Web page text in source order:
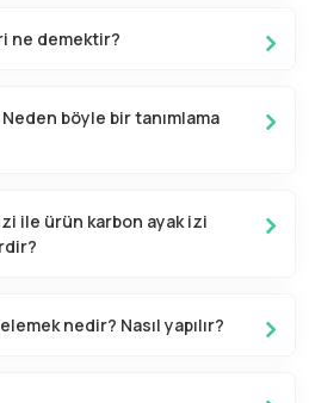
ne demektir?
böyle bir tanımlama
ile ürün karbon ayak izi
nedir? Nasıl yapılır?